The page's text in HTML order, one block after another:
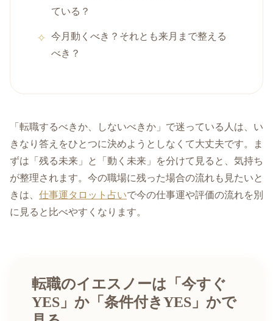
ている？
今月動くべき？それとも来月まで整える
べき？
「転職するべきか、しないべきか」で迷っている人は、い
きなり答えをひとつに決めようとしなくて大丈夫です。ま
ずは「残る未来」と「動く未来」を分けて見ると、気持ち
が整理されます。今の職場に残った場合の流れも見たいと
きは、 仕事運タロット占いで今の仕事運や評価の流れを別
に見ると比べやすくなります。
転職のイエスノーは「今すぐ
YES」か「条件付きYES」かで